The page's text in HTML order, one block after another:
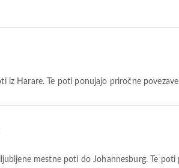
iz Harare. Te poti ponujajo priročne
mestne poti do Johannesburg. Te